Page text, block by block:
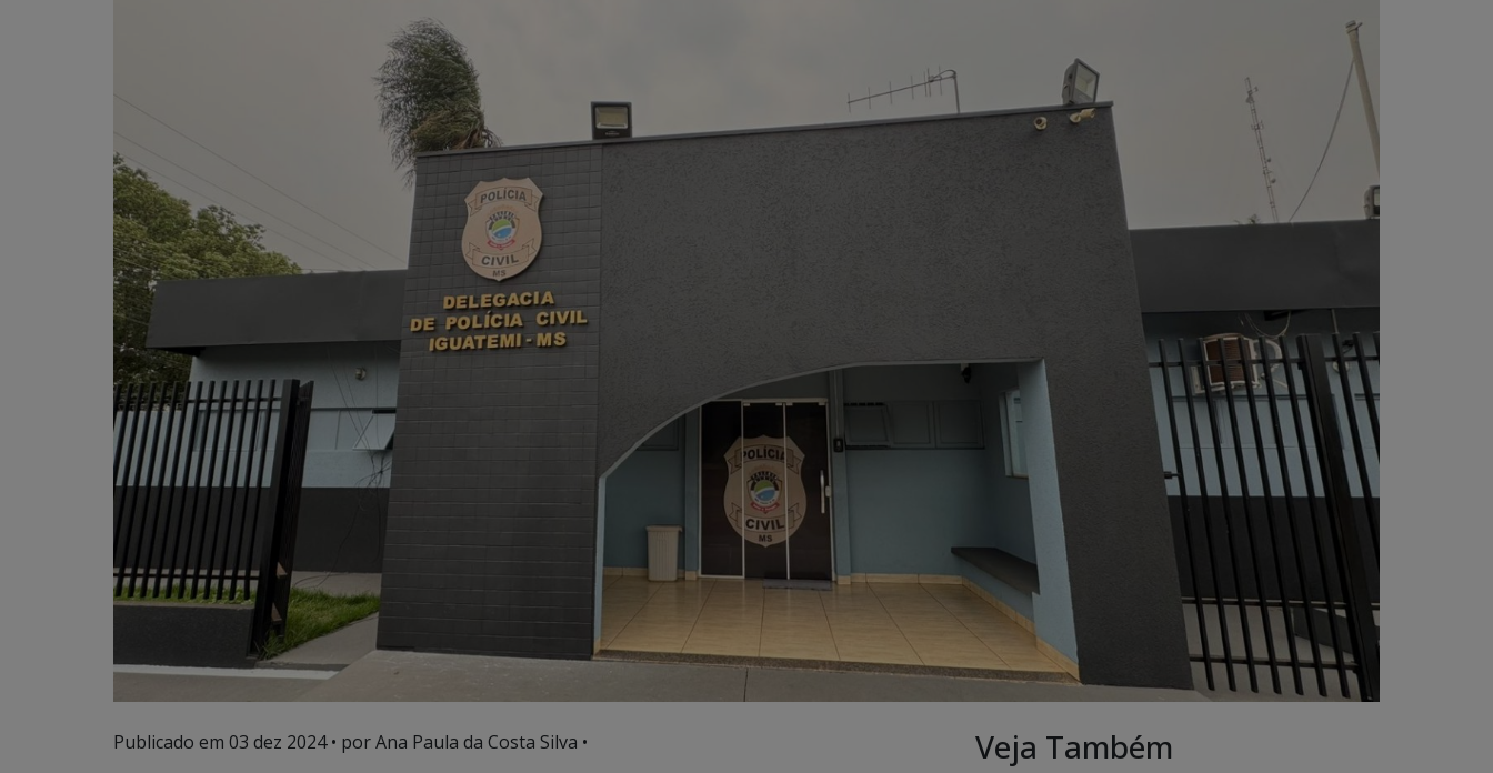
Publicado em 03 dez 2024• por Ana Paula da Costa Silva •
Veja Também